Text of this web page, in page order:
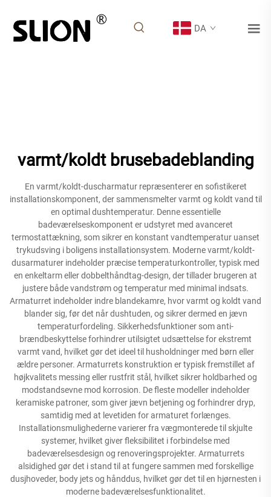
DA
varmt/koldt brusebadeblanding
En varmt/koldt-duscharmatur repræsenterer en sofistikeret
installationskomponent, der sammensmelter varmt og koldt vand til
en optimal dushtemperatur. Denne essentielle
badeværelseskomponent er udstyret med avanceret
termostattækning, som sikrer en konstant vandtemperatur uanset
trykudsving i boligens installationsystem. Moderne varmt/koldt-
dusarmaturer indeholder præcise temperaturkontroller, typisk med
en enkeltarm eller dobbelthåndtag-design, der tillader brugeren at
justere både vandstrøm og temperatur med minimal indsats.
Armaturret indeholder indre blandekamre, hvor varmt og koldt vand
blander sig, før det når dushtuden, og sikrer dermed en jævn
temperaturfordeling. Sikkerhedsfunktioner som anti-
brændbeskyttelse forhindrer utilsigtet udsættelse for ekstremt
varmt vand, hvilket gør det ideel til husholdninger med børn eller
ældre personer. Armaturrets konstruktion er typisk fremstillet af
højkvalitets messing eller rustfrit stål, hvilket sikrer holdbarhed og
modstandsevne mod korrosion. De fleste modeller indeholder
keramiske patroner, som giver jævn betjening og forhindrer dryp,
samtidig med at levetiden for armaturet forlænges.
Installationsmulighederne varierer fra vægmonterede til skjulte
systemer, hvilket giver fleksibilitet i forbindelse med
badeværelsesdesign og renoveringsprojekter. Armaturrets
alsidighed gør det i stand til at fungere sammen med forskellige
dusjhoveder, body jets og hånddus, hvilket gør det til en hjørnesten i
moderne badeværelsesfunktionalitet.